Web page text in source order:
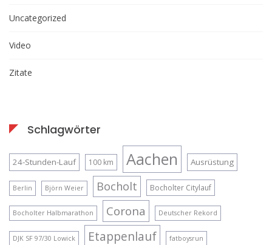
Uncategorized
Video
Zitate
Schlagwörter
24-Stunden-Lauf 100 km Aachen Ausrüstung
Berlin Björn Weier Bocholt Bocholter Citylauf
Bocholter Halbmarathon Corona Deutscher Rekord
DJK SF 97/30 Lowick Etappenlauf fatboysrun